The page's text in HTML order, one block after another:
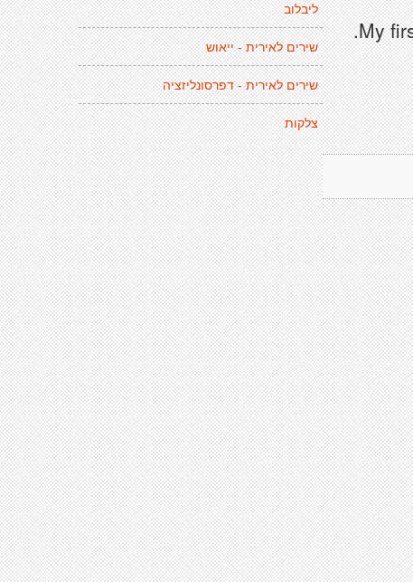
ליבלוב
שירים לאירית - ייאוש
שירים לאירית - דפרסונליזציה
צלקות
My